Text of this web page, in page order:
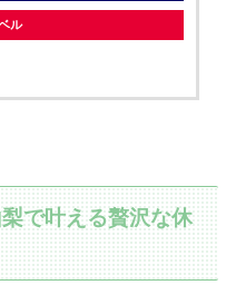
ル
で叶える贅沢な休